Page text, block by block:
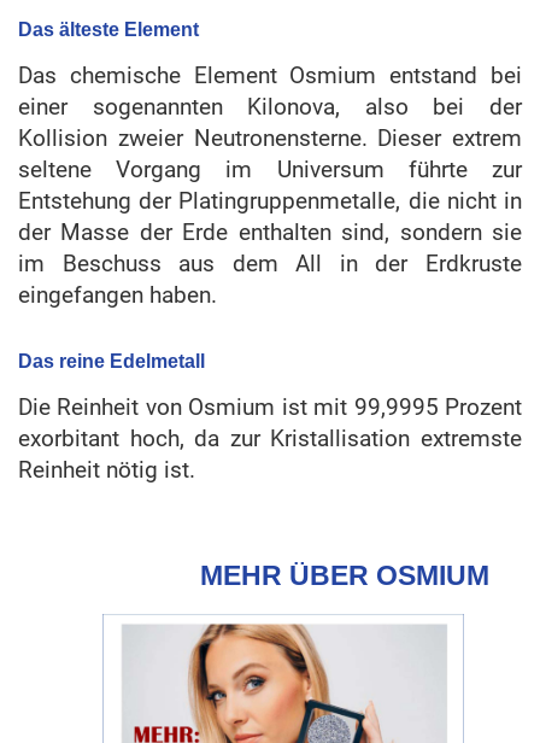
Das älteste Element
Das chemische Element Osmium entstand bei
einer sogenannten Kilonova, also bei der
Kollision zweier Neutronensterne. Dieser extrem
seltene Vorgang im Universum führte zur
Entstehung der Platingruppenmetalle, die nicht in
der Masse der Erde enthalten sind, sondern sie
im Beschuss aus dem All in der Erdkruste
eingefangen haben.
Das reine Edelmetall
Die Reinheit von Osmium ist mit 99,9995 Prozent
exorbitant hoch, da zur Kristallisation extremste
Reinheit nötig ist.
MEHR ÜBER OSMIUM